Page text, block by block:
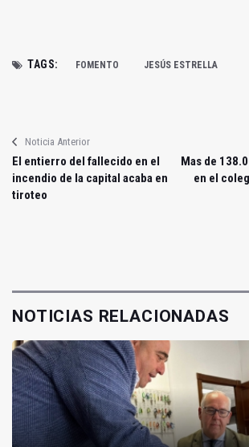
TAGS: FOMENTO JESÚS ESTRELLA
Noticia Anterior
El entierro del fallecido en el
incendio de la capital acaba en
tiroteo
Mas de
en el
NOTICIAS RELACIONADAS